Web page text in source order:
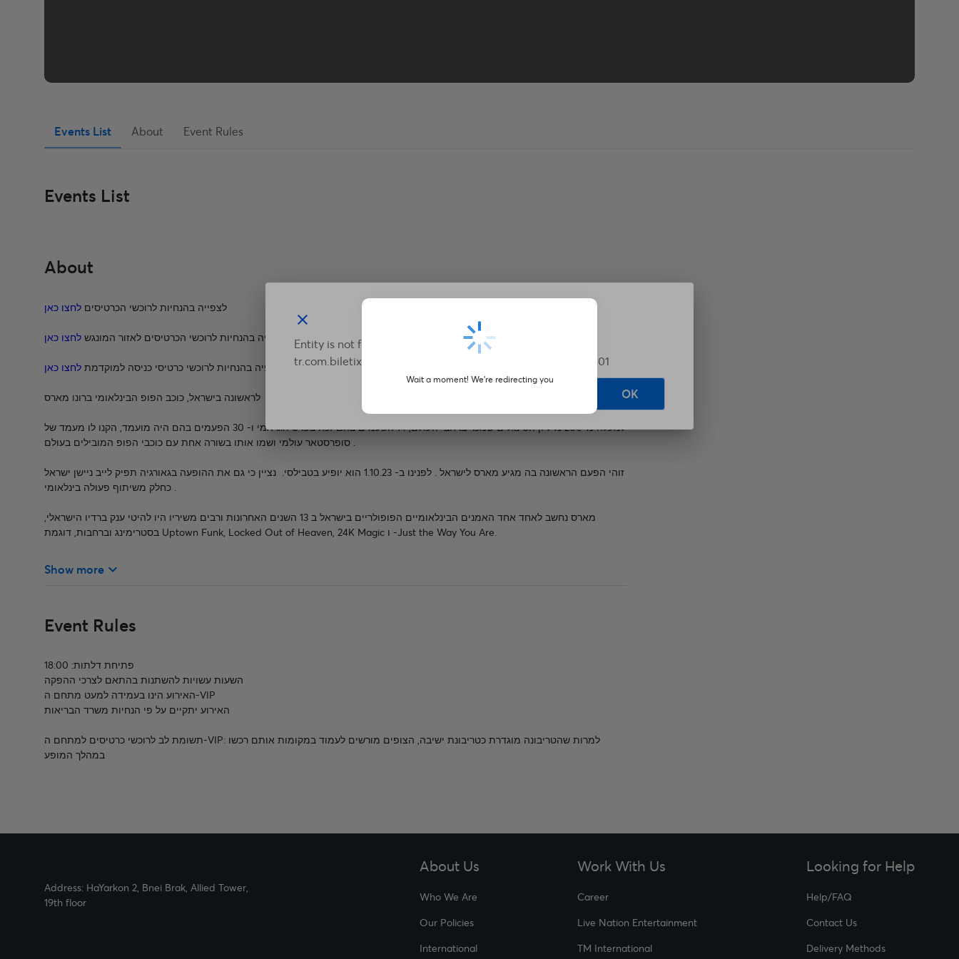
Events List About Event Rules
Events List
About
לצפייה בהנחיות לרוכשי הכרטיסים לחצו כאן
לצפיה בהנחיות לרוכשי הכרטיסים לאזור המונגש לחצו כאן
לצפיה בהנחיות לרוכשי כרטיסי כניסה למוקדמת לחצו כאן
לראשונה בישראל, כוכב הפופ הבינלאומי ברונו מארס
למעלה מ-200 מיליון הסינגלים שמכר ברחבי העולם, 14 הפעמים בהם זכה בפרס הגראמי ו- 30 הפעמים בהם היה מועמד, הקנו לו מעמד של
סופרסטאר עולמי ושמו אותו בשורה אחת עם כוכבי הפופ המובילים בעולם .
זוהי הפעם הראשונה בה מגיע מארס לישראל . לפנינו ב- 1.10.23 הוא יופיע בטבילסי. נציין כי גם את ההופעה בגאורגיה תפיק לייב ניישן ישראל
כחלק משיתוף פעולה בינלאומי .
מארס נחשב לאחד אחד האמנים הבינלאומיים הפופולריים בישראל ב 13 השנים האחרונות ורבים משיריו היו להיטי ענק ברדיו הישראלי,
בסטרימינג וברחבות, דוגמת Uptown Funk, Locked Out of Heaven, 24K Magic ו -Just the Way You Are.
Show more keyboard_arrow_down
Event Rules
פתיחת דלתות: 18:00
השעות עשויות להשתנות בהתאם לצרכי ההפקה
האירוע הינו בעמידה למעט מתחם ה-VIP
האירוע יתקיים על פי הנחיות משרד הבריאות
תשומת לב לרוכשי כרטיסים למתחם ה-VIP: למרות שהטריבונה מוגדרת כטריבונת ישיבה, הצופים מורשים לעמוד במקומות אותם רכשו
במהלך המופע
Address: HaYarkon 2, Bnei Brak, Allied Tower,
About Us
Who We Are
Our Policies
International
Work With Us
Career
Live Nation Entertainment
TM International
Looking for Help
Help/FAQ
Contact Us
Delivery Methods
close
Entity is not found in database.Entity:
tr.com.biletix.postgresql.entity.event.BtxPerformance Id: 001
OK